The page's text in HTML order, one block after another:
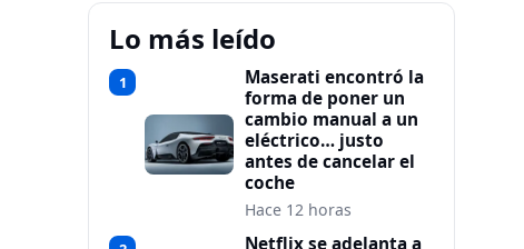
Lo más leído
1
Maserati encontró la
forma de poner un
cambio manual a un
eléctrico… justo
antes de cancelar el
coche
Hace 12 horas
Netflix se adelanta a